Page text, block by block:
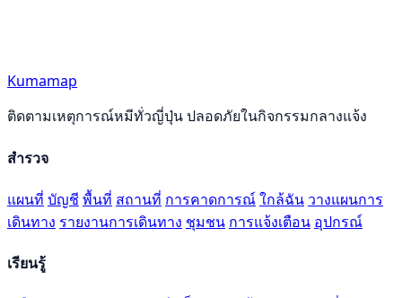
Kumamap
ติดตามเหตุการณ์หมีทั่วญี่ปุ่น ปลอดภัยในกิจกรรมกลางแจ้ง
สำรวจ
แผนที่ บัญชี พื้นที่ สถานที่ การคาดการณ์ใกล้ฉัน วางแผนการ
เดินทาง รายงานการเดินทาง ชุมชน การแจ้งเตือน อุปกรณ์
เรียนรู้